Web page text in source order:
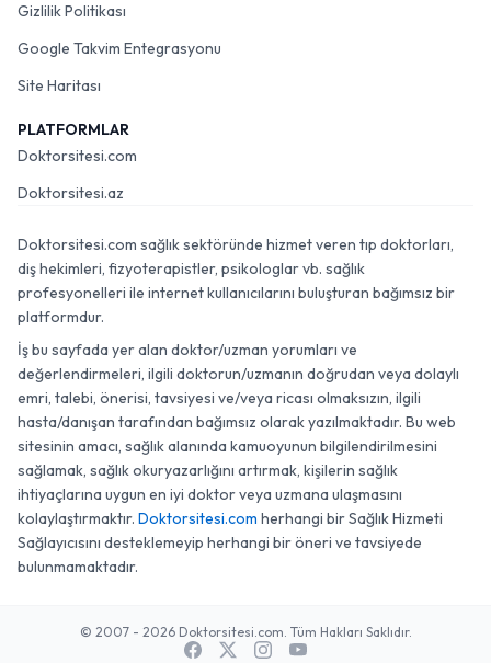
Gizlilik Politikası
Google Takvim Entegrasyonu
Site Haritası
PLATFORMLAR
Doktorsitesi.com
Doktorsitesi.az
Doktorsitesi.com sağlık sektöründe hizmet veren tıp doktorları,
diş hekimleri, fizyoterapistler, psikologlar vb. sağlık
profesyonelleri ile internet kullanıcılarını buluşturan bağımsız bir
platformdur.
İş bu sayfada yer alan doktor/uzman yorumları ve
değerlendirmeleri, ilgili doktorun/uzmanın doğrudan veya dolaylı
emri, talebi, önerisi, tavsiyesi ve/veya ricası olmaksızın, ilgili
hasta/danışan tarafından bağımsız olarak yazılmaktadır. Bu web
sitesinin amacı, sağlık alanında kamuoyunun bilgilendirilmesini
sağlamak, sağlık okuryazarlığını artırmak, kişilerin sağlık
ihtiyaçlarına uygun en iyi doktor veya uzmana ulaşmasını
kolaylaştırmaktır. Doktorsitesi.com herhangi bir Sağlık Hizmeti
Sağlayıcısını desteklemeyip herhangi bir öneri ve tavsiyede
bulunmamaktadır.
© 2007 - 2026 Doktorsitesi.com. Tüm Hakları Saklıdır.